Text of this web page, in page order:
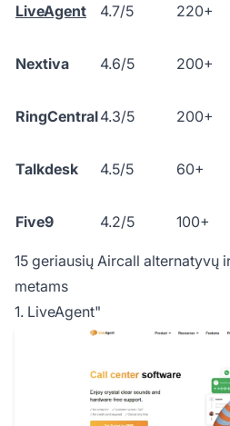
LiveAgent 4.7/5 220+
Nextiva 4.6/5 200+
RingCentral4.3/5 200+
Talkdesk 4.5/5 60+
Five9 4.2/5 100+
15 geriausių Aircall alternatyvų
metams
1. LiveAgent"